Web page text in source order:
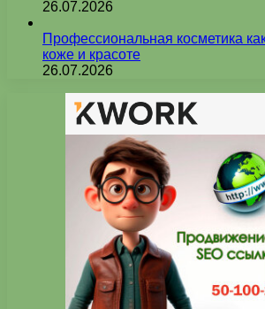
26.07.2026
Профессиональная косметика
коже и красоте
26.07.2026